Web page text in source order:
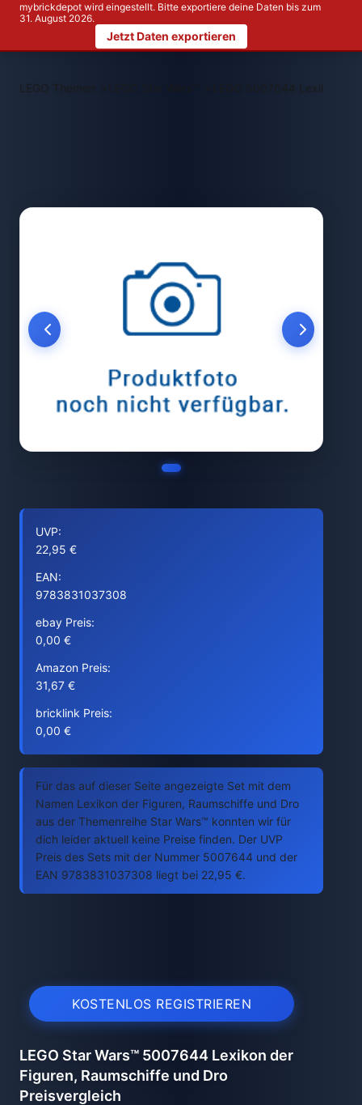
mybrickdepot wird eingestellt. Bitte exportiere deine Daten bis zum
31. August 2026.
Jetzt Daten exportieren
LEGO Themen > LEGO 5007644 Lexikon
UVP:
22,95 €
EAN:
9783831037308
ebay Preis:
0,00 €
Amazon Preis:
31,67 €
bricklink Preis:
0,00 €
Für das auf dieser Seite angezeigte Set mit dem
Namen Lexikon der Figuren, Raumschiffe und Dro
aus der Themenreihe Star Wars™ konnten wir für
dich leider aktuell keine Preise finden. Der UVP
Preis des Sets mit der Nummer 5007644 und der
EAN 9783831037308 liegt bei 22,95 €.
KOSTENLOS REGISTRIEREN
LEGO Star Wars™ 5007644 Lexikon der
Figuren, Raumschiffe und Dro
Preisvergleich